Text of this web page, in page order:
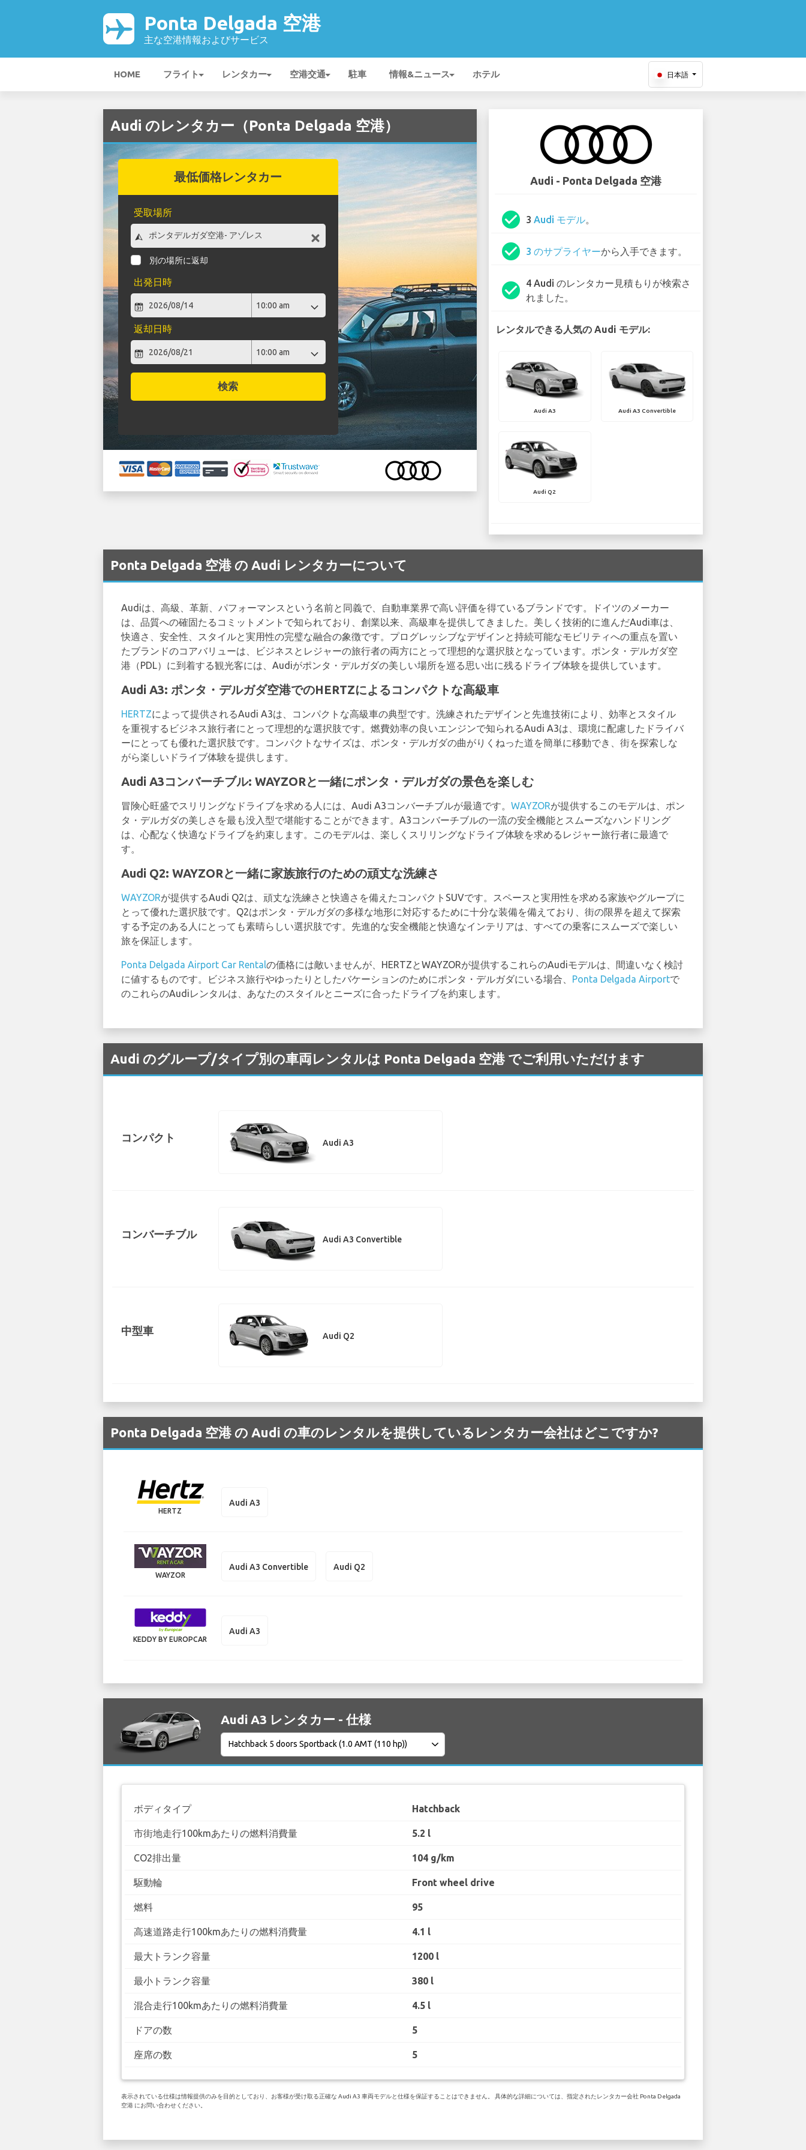
Ponta Delgada 空港
主な空港情報およびサービス
HOME フライト レンタカー 空港交通 駐車 情報&ニュース ホテル 日本語
Audi のレンタカー（Ponta Delgada 空港）
最低価格レンタカー
受取場所
別の場所に返却
出発日時
返却日時
検索
Audi - Ponta Delgada 空港
check_circle 3Audi モデル。
check_circle 3 のサプライヤーから入手できます。
check_circle
4 Audi のレンタカー見積もりが検索さ
れました。
レンタルできる人気の Audi モデル:
Audi A3 Audi A3 Convertible
Audi Q2
Ponta Delgada 空港 の Audi レンタカーについて
Audiは、高級、革新、パフォーマンスという名前と同義で、自動車業界で高い評価を得ているブランドです。ドイツのメーカー
は、品質への確固たるコミットメントで知られており、創業以来、高級車を提供してきました。美しく技術的に進んだAudi車は、
快適さ、安全性、スタイルと実用性の完璧な融合の象徴です。プログレッシブなデザインと持続可能なモビリティへの重点を置い
たブランドのコアバリューは、ビジネスとレジャーの旅行者の両方にとって理想的な選択肢となっています。ポンタ・デルガダ空
港（PDL）に到着する観光客には、Audiがポンタ・デルガダの美しい場所を巡る思い出に残るドライブ体験を提供しています。
Audi A3: ポンタ・デルガダ空港でのHERTZによるコンパクトな高級車
HERTZによって提供されるAudi A3は、コンパクトな高級車の典型です。洗練されたデザインと先進技術により、効率とスタイル
を重視するビジネス旅行者にとって理想的な選択肢です。燃費効率の良いエンジンで知られるAudi A3は、環境に配慮したドライバ
ーにとっても優れた選択肢です。コンパクトなサイズは、ポンタ・デルガダの曲がりくねった道を簡単に移動でき、街を探索しな
がら楽しいドライブ体験を提供します。
Audi A3コンバーチブル: WAYZORと一緒にポンタ・デルガダの景色を楽しむ
冒険心旺盛でスリリングなドライブを求める人には、Audi A3コンバーチブルが最適です。 WAYZORが提供するこのモデルは、ポン
タ・デルガダの美しさを最も没入型で堪能することができます。A3コンバーチブルの一流の安全機能とスムーズなハンドリング
は、心配なく快適なドライブを約束します。このモデルは、楽しくスリリングなドライブ体験を求めるレジャー旅行者に最適で
す。
Audi Q2: WAYZORと一緒に家族旅行のための頑丈な洗練さ
WAYZORが提供するAudi Q2は、頑丈な洗練さと快適さを備えたコンパクトSUVです。スペースと実用性を求める家族やグループに
とって優れた選択肢です。Q2はポンタ・デルガダの多様な地形に対応するために十分な装備を備えており、街の限界を超えて探索
する予定のある人にとっても素晴らしい選択肢です。先進的な安全機能と快適なインテリアは、すべての乗客にスムーズで楽しい
旅を保証します。
Ponta Delgada Airport Car Rentalの価格には敵いませんが、HERTZとWAYZORが提供するこれらのAudiモデルは、間違いなく検討
に値するものです。ビジネス旅行やゆったりとしたバケーションのためにポンタ・デルガダにいる場合、 Ponta Delgada Airportで
のこれらのAudiレンタルは、あなたのスタイルとニーズに合ったドライブを約束します。
Audi のグループ/タイプ別の車両レンタルは Ponta Delgada 空港 でご利用いただけます
コンパクト Audi A3
コンバーチブル Audi A3 Convertible
中型車 Audi Q2
Ponta Delgada 空港 の Audi の車のレンタルを提供しているレンタカー会社はどこですか?
HERTZ
Audi A3
WAYZOR
Audi A3 Convertible Audi Q2
KEDDY BY EUROPCAR
Audi A3
Audi A3 レンタカー - 仕様
ボディタイプ Hatchback
市街地走行100kmあたりの燃料消費量 5.2 l
CO2排出量 104 g/km
駆動輪 Front wheel drive
燃料 95
高速道路走行100kmあたりの燃料消費量 4.1 l
最大トランク容量 1200 l
最小トランク容量 380 l
混合走行100kmあたりの燃料消費量 4.5 l
ドアの数 5
座席の数 5
表示されている仕様は情報提供のみを目的としており、お客様が受け取る正確な Audi A3 車両モデルと仕様を保証することはできません。 具体的な詳細については、指定されたレンタカー会社 Ponta Delgada
空港 にお問い合わせください。